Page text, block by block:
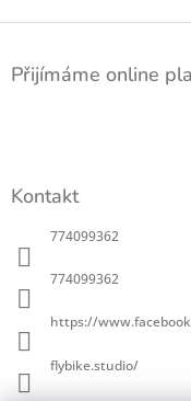
Z
Přijímáme online
Kontakt
774099362
774099362
https://
flybike.studio/